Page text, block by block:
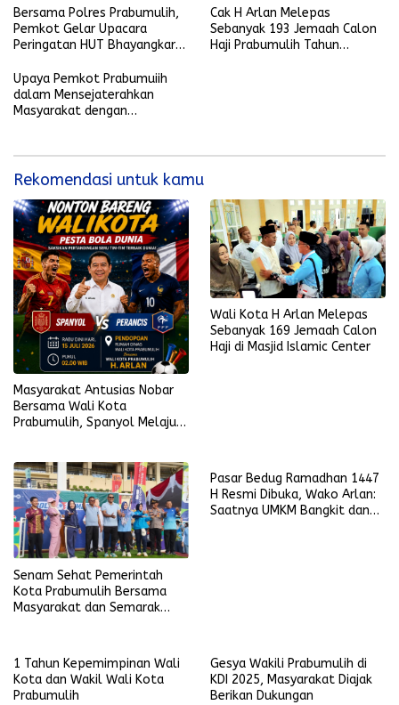
Bersama Polres Prabumulih,
Pemkot Gelar Upacara
Peringatan HUT Bhayangkara
Cak H Arlan Melepas
Sebanyak 193 Jemaah Calon
Haji Prabumulih Tahun
Upaya Pemkot Prabumuiih
dalam Mensejaterahkan
Masyarakat dengan
Bibit Gratis
Rekomendasi untuk kamu
Masyarakat Antusias Nobar
Bersama Wali Kota
Prabumulih, Spanyol Melaju
Wali Kota H Arlan Melepas
Sebanyak 169 Jemaah Calon
Haji di Masjid Islamic Center
Senam Sehat Pemerintah
Kota Prabumulih Bersama
Masyarakat dan Semarak
Pasar Bedug Ramadhan 1447
H Resmi Dibuka, Wako Arlan:
Saatnya UMKM Bangkit dan
1 Tahun Kepemimpinan Wali
Kota dan Wakil Wali Kota
Prabumulih
Gesya Wakili Prabumulih di
KDI 2025, Masyarakat Diajak
Berikan Dukungan